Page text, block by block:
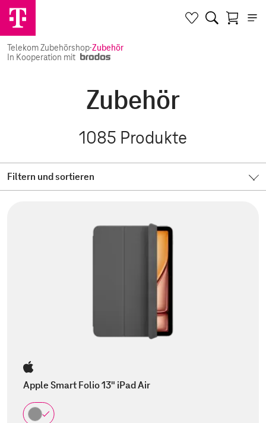
Telekom Zubehörshop·Zubehör
In Kooperation mit
Zubehör
1085 Produkte
Filtern und sortieren
Apple Smart Folio 13" iPad Air